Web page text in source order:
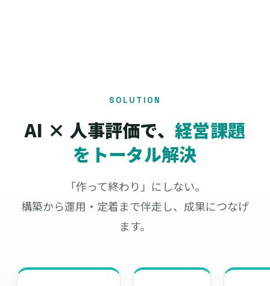
SOLUTION
AI × 人事評価で、経営課題
をトータル解決
「作って終わり」にしない。
構築から運用・定着まで伴走し、成果につなげ
ます。